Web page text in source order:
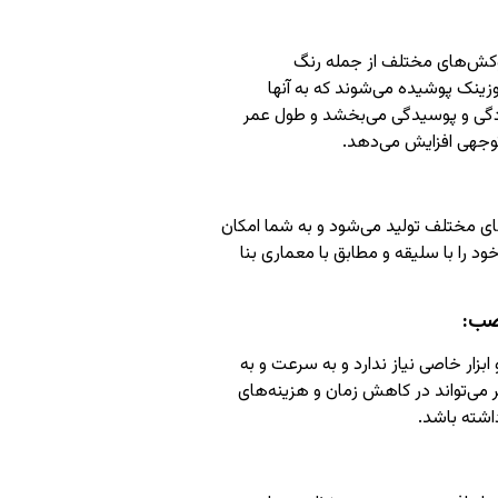
مختلف از جمله رنگ
پوشیده می‌شوند که به آنها
و پوسیدگی می‌بخشد و طول عمر
افزایش می‌دهد.
مختلف تولید می‌شود و به شما امکان
با سلیقه و مطابق با معماری بنا
خاصی نیاز ندارد و به سرعت و به
می‌تواند در کاهش زمان و هزینه‌های
باشد.